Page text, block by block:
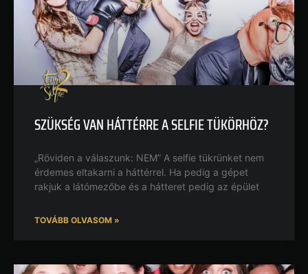
SZÜKSÉG VAN HÁTTÉRRE A SELFIE TÜKÖRHÖZ?
„Röviden a válaszunk: NEM” A selfie tükrünket nem
érdemes eltakarni a háttérrel. Ha pedig a gépet
rakjuk a látómezőbe és a hátteret pedig az épület
TOVÁBB OLVASOM »